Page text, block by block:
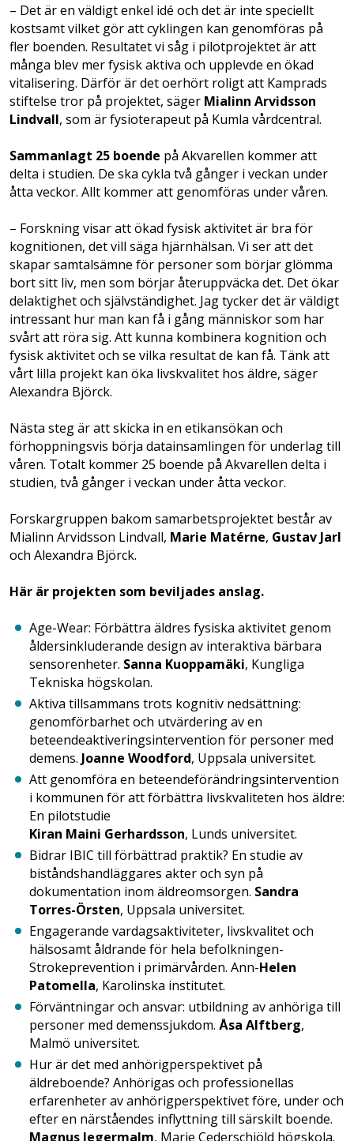
– Det är en väldigt enkel idé och det är inte speciellt
kostsamt vilket gör att cyklingen kan genomföras på
fler boenden. Resultatet vi såg i pilotprojektet är att
många blev mer fysisk aktiva och upplevde en ökad
vitalisering. Därför är det oerhört roligt att Kamprads
stiftelse tror på projektet, säger Mialinn Arvidsson
Lindvall, som är fysioterapeut på Kumla vårdcentral.
Sammanlagt 25 boende på Akvarellen kommer att
delta i studien. De ska cykla två gånger i veckan under
åtta veckor. Allt kommer att genomföras under våren.
– Forskning visar att ökad fysisk aktivitet är bra för
kognitionen, det vill säga hjärnhälsan. Vi ser att det
skapar samtalsämne för personer som börjar glömma
bort sitt liv, men som börjar återuppväcka det. Det ökar
delaktighet och självständighet. Jag tycker det är väldigt
intressant hur man kan få i gång människor som har
svårt att röra sig. Att kunna kombinera kognition och
fysisk aktivitet och se vilka resultat de kan få. Tänk att
vårt lilla projekt kan öka livskvalitet hos äldre, säger
Alexandra Björck.
Nästa steg är att skicka in en etikansökan och
förhoppningsvis börja datainsamlingen för underlag till
våren. Totalt kommer 25 boende på Akvarellen delta i
studien, två gånger i veckan under åtta veckor.
Forskargruppen bakom samarbetsprojektet består av
Mialinn Arvidsson Lindvall, Marie Matérne, Gustav Jarl
och Alexandra Björck.
Här är projekten som beviljades anslag.
Age-Wear: Förbättra äldres fysiska aktivitet genom
åldersinkluderande design av interaktiva bärbara
sensorenheter. Sanna Kuoppamäki, Kungliga
Tekniska högskolan.
Aktiva tillsammans trots kognitiv nedsättning:
genomförbarhet och utvärdering av en
beteendeaktiveringsintervention för personer med
demens. Joanne Woodford, Uppsala universitet.
Att genomföra en beteendeförändringsintervention
i kommunen för att förbättra livskvaliteten hos äldre:
En pilotstudie
Kiran Maini Gerhardsson, Lunds universitet.
Bidrar IBIC till förbättrad praktik? En studie av
biståndshandläggares akter och syn på
dokumentation inom äldreomsorgen. Sandra
Torres-Örsten, Uppsala universitet.
Engagerande vardagsaktiviteter, livskvalitet och
hälsosamt åldrande för hela befolkningen-
Strokeprevention i primärvården. Ann-Helen
Patomella, Karolinska institutet.
Förväntningar och ansvar: utbildning av anhöriga till
personer med demenssjukdom. Åsa Alftberg,
Malmö universitet.
Hur är det med anhörigperspektivet på
äldreboende? Anhörigas och professionellas
erfarenheter av anhörigperspektivet före, under och
efter en närståendes inflyttning till särskilt boende.
Magnus Jegermalm, Marie Cederschiöld högskola.